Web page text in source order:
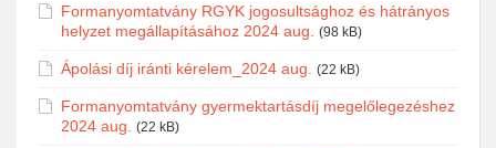
Formanyomtatvány RGYK jogosultsághoz és hátrányos
helyzet megállapításához 2024 aug.
(98 kB)
Ápolási díj iránti kérelem_2024 aug. (22 kB)
Formanyomtatvány gyermektartásdíj megelőlegezéshez
2024 aug.
(22 kB)